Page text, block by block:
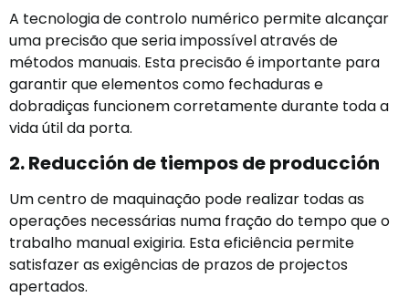
A tecnologia de controlo numérico permite alcançar
uma precisão que seria impossível através de
métodos manuais. Esta precisão é importante para
garantir que elementos como fechaduras e
dobradiças funcionem corretamente durante toda a
vida útil da porta.
2. Reducción de tiempos de producción
Um centro de maquinação pode realizar todas as
operações necessárias numa fração do tempo que o
trabalho manual exigiria. Esta eficiência permite
satisfazer as exigências de prazos de projectos
apertados.